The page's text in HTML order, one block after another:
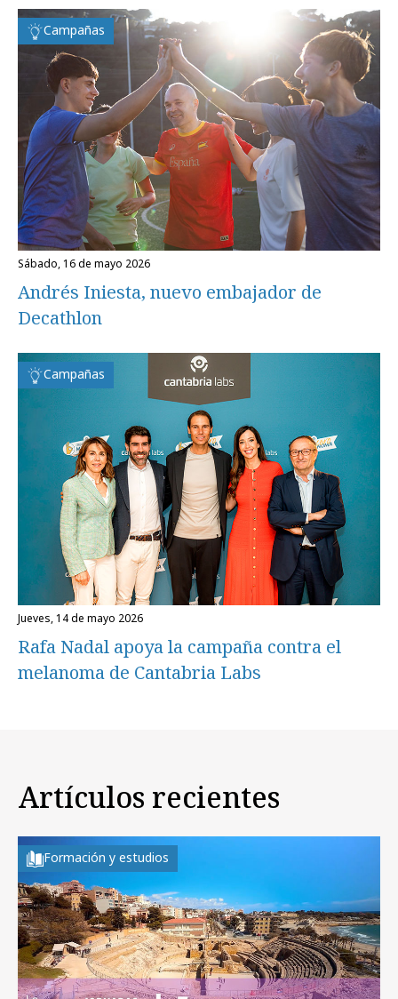
Campañas
sábado, 16 de mayo 2026
Andrés Iniesta, nuevo embajador de
Decathlon
Campañas
jueves, 14 de mayo 2026
Rafa Nadal apoya la campaña contra el
melanoma de Cantabria Labs
Artículos recientes
Formación y estudios